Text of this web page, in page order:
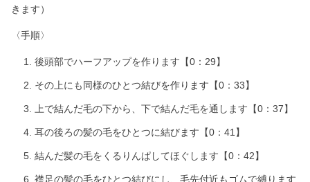
きます）
〈手順〉
後頭部でハーフアップを作ります【0：29】
その上にも同様のひとつ結びを作ります【0：33】
上で結んだ毛の下から、下で結んだ毛を通します【0：37】
耳の後ろの髪の毛をひとつに結びます【0：41】
結んだ髪の毛をくるりんぱしてほぐします【0：42】
襟足の髪の毛をひとつ結びにし、毛先付近もゴムで縛ります